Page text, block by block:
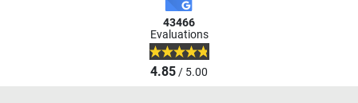
43466
Evaluations
4.85/ 5.00